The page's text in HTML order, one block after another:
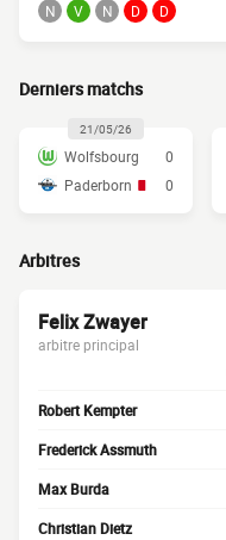
N V N D D
Derniers matchs
21/05/26
Wolfsbourg
0
Paderborn
0
Arbitres
Felix Zwayer
arbitre principal
Robert Kempter
Frederick Assmuth
Max Burda
Christian Dietz